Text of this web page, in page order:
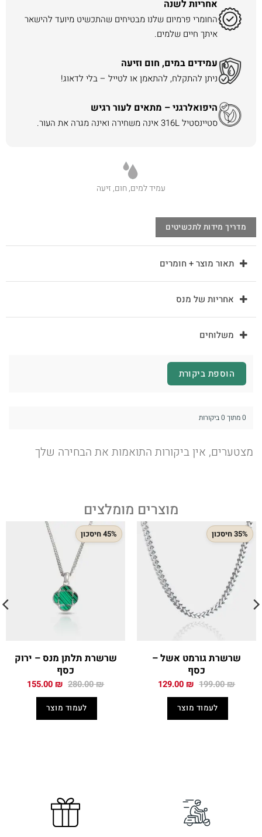
אחריות לשנה
החומרי פרמיום שלנו מבטיחים שהתכשיט מיועד להישאר
איתך חיים שלמים.
עמידים במים, חום וזיעה
ניתן להתקלח, להתאמן או לטייל – בלי לדאוג!
היפואלרגני – מתאים לעור רגיש
סטיינסטיל 316L אינה משחירה ואינה מגרה את העור.
עמיד למים, חום, זיעה
מדריך מידות לתכשיטים
תאור מוצר + חומרים
אחריות של מנס
משלוחים
הוספת ביקורת
0 מתוך 0 ביקורות
מצטערים, אין ביקורות התואמות את הבחירה שלך
מוצרים מומלצים
35% חיסכון
שרשרת גורמט אשל –
כסף
199.00₪ המחיר
199.00 ₪.
129.00₪ המחיר
לעמוד מוצר
45% חיסכון
שרשרת תלתן מנס – ירוק
כסף
280.00₪ המחיר
280.00 ₪.
155.00₪ המחיר
לעמוד מוצר